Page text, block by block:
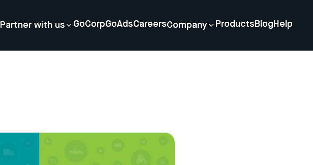
Partner with us GoCorpGoAdsCareersCompany Products Blog Help